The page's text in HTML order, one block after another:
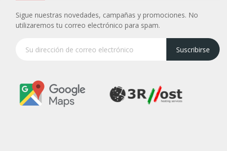
Sigue nuestras novedades, campañas y promociones. No
utilizaremos tu correo electrónico para spam.
Suscribirse